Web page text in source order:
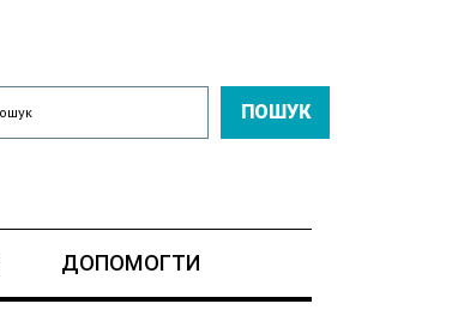
ПОШУК
ДОПОМОГТИ